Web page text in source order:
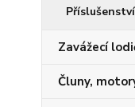
Příslušenství
Zavážecí
Čluny,